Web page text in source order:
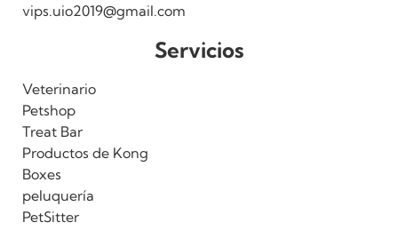
vips.uio2019@gmail.com
Servicios
Veterinario
Petshop
Treat Bar
Productos de Kong
Boxes
peluquería
PetSitter